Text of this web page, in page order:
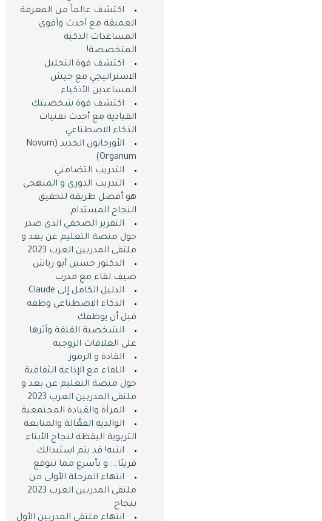
اكتشف عالماً من المعرفة
العميقة مع أحدث وأقوى
المساعدات الذكية
المتخصصة!
اكتشف قوة التحليل
الاستراتيجي مع جيش
المساعدين الأذكياء
اكتشف قوة شخصيتك
القيادية مع أحدث تقنيات
الذكاء الاصطناعي
الأورجانون الجديد (Novum
Organum)
التدريب التضامني
التدريب الدوري و المنهجي
هو أفضل طريقة لتحقيق
النجاح المستدام
التقرير الصحفي الذي صدر
حول منصة التعليم عن بعد و
ملتقى المدربين العرب 2023
الدكتور حسين أبو رياش
ضيف لقاء مع مدرب
الدليل الكامل إلى Claude
الذكاء الاصطناعي وظفه
قبل أن يوظفك
الشخصية القلقة وأثرها
على العلاقات الزوجية
القادة و الرموز
اللقاء مع الإذاعة الثقافية
حول منصة التعليم عن بعد و
ملتقى المدربين العرب 2023
المرأة والقيادة المجتمعية
الوالدية الفعَّالة والمتابعة
التربوية اليقظة لنجاح الأبناء
انتبه! قد يتم استبدالك
قريبًا... و بأسرع مما تتوقع
انتهاء المرحلة الأولى من
ملتقى المدربين العرب 2023
بنجاح
انتهاء ملتقى المدربين اﻷول